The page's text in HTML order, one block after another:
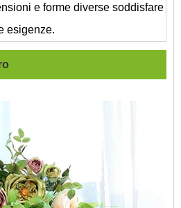
e forme diverse soddisfare
esigenze.